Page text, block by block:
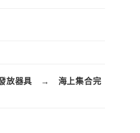
放器具 → 海上集合完